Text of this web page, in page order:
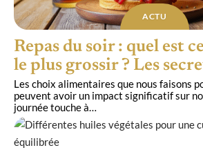
ACTU
Repas du soir : quel est
le plus grossir ? Les
Les choix alimentaires que nous faisons
peuvent avoir un impact significatif sur
journée touche à…